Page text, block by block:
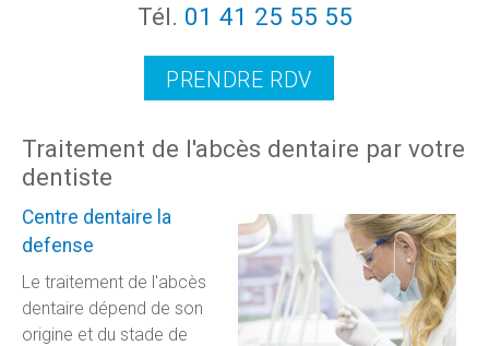
Tél. 01 41 25 55 55
PRENDRE RDV
Traitement de l'abcès dentaire par votre
dentiste
Centre dentaire la
defense
Le traitement de l'abcès
dentaire dépend de son
origine et du stade de